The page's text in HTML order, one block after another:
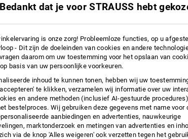
en EN ISO 20347:2022
de kenmerken van
fijner te kunnen
op onze
Bedankt dat je voor STRAUSS hebt
is onze zorg! Probleemloze functies, op u
- Dit zijn de doeleinden van cookies en andere
daarom om uw toestemming voor het opslaan van
basis van uw persoonlijke voorkeuren.
inhoud te kunnen tonen, hebben wij uw
te klikken, verzamelen wij informatie over uw
en andere methoden (inclusief AI-gestuurde
bestelproces. Wij gebruiken deze gegevens met name voor
aanbiedingen en advertenties, nauwkeurige
marktonderzoek en metingen van advertenties en
via de knop 'Alles weigeren' ook verzetten tegen het